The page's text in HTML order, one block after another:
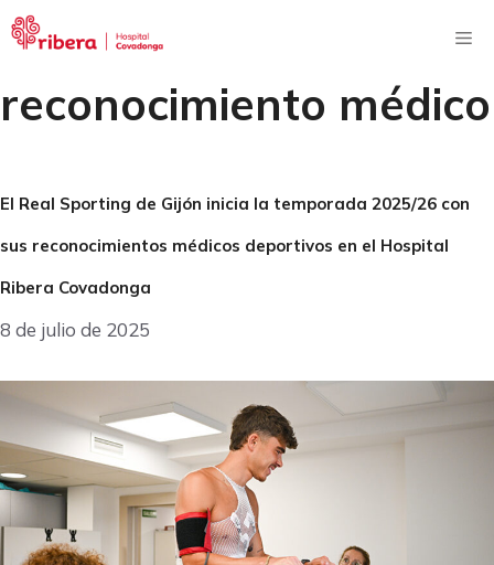
Saltar
al
reconocimiento médico
El Real Sporting de Gijón inicia la temporada 2025/26 con
sus reconocimientos médicos deportivos en el Hospital
Ribera Covadonga
8 de julio de 2025